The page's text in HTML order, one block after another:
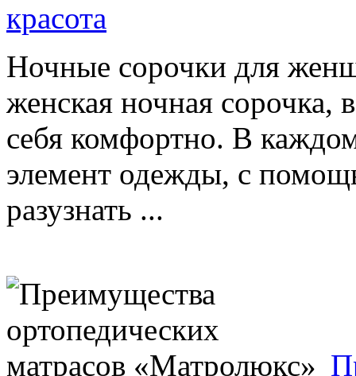
красота
Ночные сорочки для
женская ночная сорочка,
себя комфортно. В
элемент одежды, с
разузнать ...